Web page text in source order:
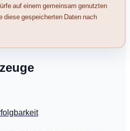
auf einem gemeinsam genutzten
diese gespeicherten Daten nach